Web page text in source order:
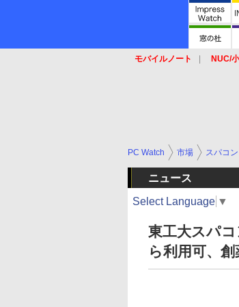
モバイルノート NUC/
PC Watch 市場 スパコン
ニュース
Select Language ▼
東工大スパ
ら利用可、